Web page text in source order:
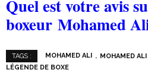
Quel est votre avis
boxeur Mohamed
TAGS : MOHAMED ALI
MOHAMED
LÉGENDE DE BOXE